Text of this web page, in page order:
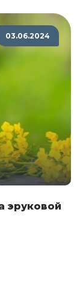
03.06.2024
эруковой